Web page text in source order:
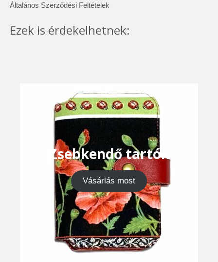
Általános Szerződési Feltételek
Ezek is érdekelhetnek:
Zsebkendő tartók
Vásárlás most